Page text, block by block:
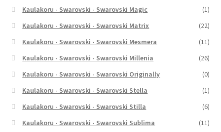
Kaulakoru - Swarovski - Swarovski Magic
(1)
Kaulakoru - Swarovski - Swarovski Matrix
(22)
Kaulakoru - Swarovski - Swarovski Mesmera
(11)
Kaulakoru - Swarovski - Swarovski Millenia
(26)
Kaulakoru - Swarovski - Swarovski Originally
(0)
Kaulakoru - Swarovski - Swarovski Stella
(1)
Kaulakoru - Swarovski - Swarovski Stilla
(6)
Kaulakoru - Swarovski - Swarovski Sublima
(11)